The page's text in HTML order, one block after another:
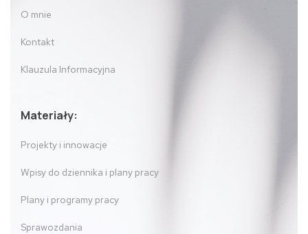
O mnie
Kontakt
Klauzula Informacyjna
Materiały:
Projekty i innowacje
Wpisy do dziennika i plany pracy
Plany i programy pracy
Sprawozdania